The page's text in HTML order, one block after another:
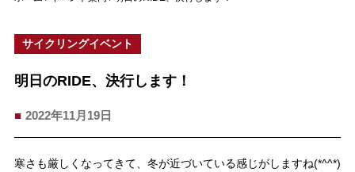
サイクリングイベント
明日のRIDE、決行します！
2022年11月19日
寒さも厳しくなってきて、冬が近づいている感じがしますね(*^^*)